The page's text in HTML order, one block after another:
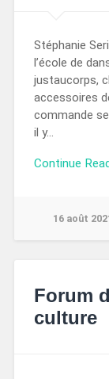
Stéphanie
l’école de
justaucorps,
accessoires
commande
il y…
Continue
16 août
Forum
culture